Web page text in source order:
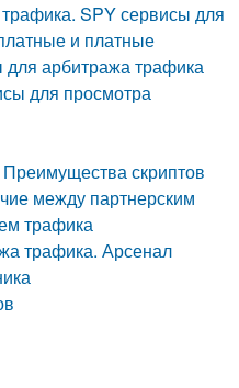
SPY сервисы для
и платные
для арбитража трафика
для просмотра
скриптов
между партнерским
трафика
трафика. Арсенал